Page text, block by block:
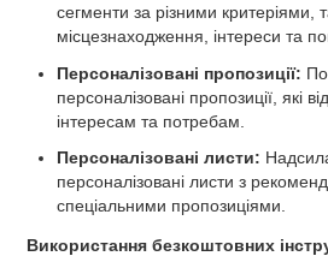
сегменти за різними критеріями,
місцезнаходження, інтереси та
Персоналізовані пропозиції:
персоналізовані пропозиції, які
інтересам та потребам.
Персоналізовані листи:
персоналізовані листи з
спеціальними пропозиціями.
Використання безкоштовних